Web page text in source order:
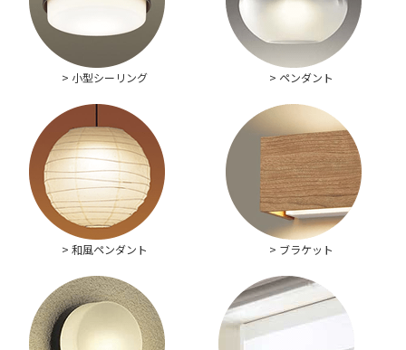
> 小型シーリング > ペンダント
> 和風ペンダント > ブラケット